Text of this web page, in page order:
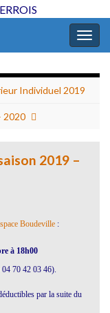
Individuel 2019
2020
2019 –
Boudeville :
à 18h00
70 42 03 46).
par la suite du